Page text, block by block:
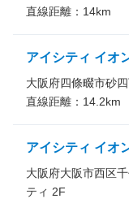
直線距離： 14km
アイシティ イオ
大阪府四條畷市砂
直線距離： 14.2km
アイシティ イオ
大阪府大阪市西区
ティ 2F